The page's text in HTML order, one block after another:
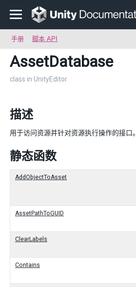
手册 脚本 API
AssetDatabase
class in UnityEditor
描述
用于访问资源并针对资源执行操作的接口。
静态函数
AddObjectToAsset
AssetPathToGUID
ClearLabels
Contains